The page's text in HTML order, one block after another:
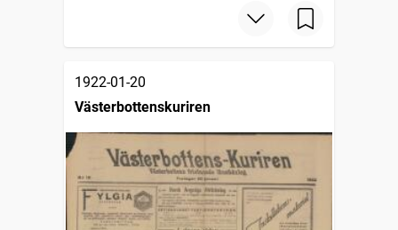
1922-01-20
Västerbottenskuriren